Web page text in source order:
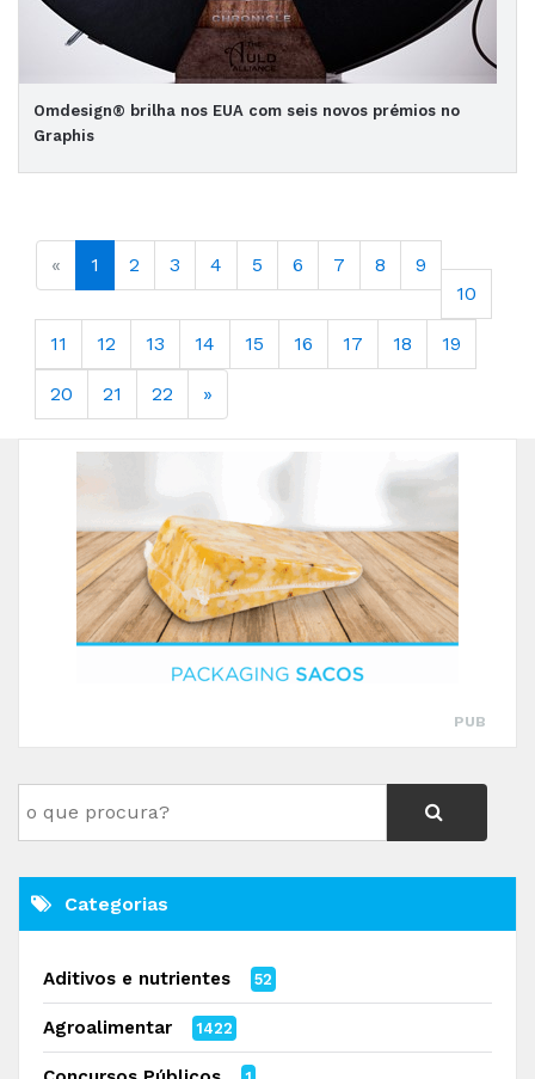
Omdesign® brilha nos EUA com seis novos prémios no
Graphis
« 1 2 3 4 5 6 7 8
9
10
11 12 13 14 15 16 17 18 19
20 21 22 »
PUB
Categorias
Aditivos e nutrientes 52
Agroalimentar 1422